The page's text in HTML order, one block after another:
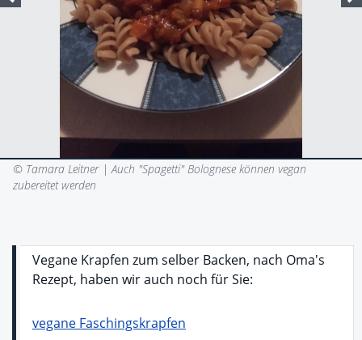
© Tamara Leitner | Auch "Spagetti" Bolognese können vegan
zubereitet werden
Vegane Krapfen zum selber Backen, nach Oma's
Rezept, haben wir auch noch für Sie:
vegane Faschingskrapfen